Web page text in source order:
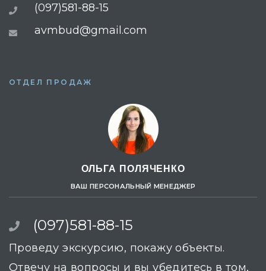
(097)581-88-15
avmbud@gmail.com
ОТДЕЛ ПРОДАЖ
ОЛЬГА ПОЛЯЧЕНКО
ВАШ ПЕРСОНАЛЬНЫЙ МЕНЕДЖЕР
(097)581-88-15
Проведу экскурсию, покажу объекты.
Отвечу на вопросы и вы убедитесь в том,